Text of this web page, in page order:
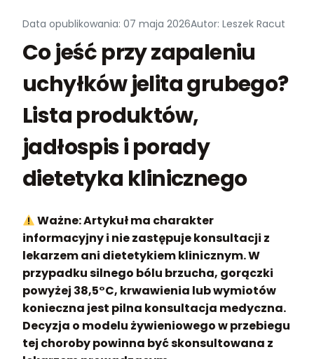
Data opublikowania: 07 maja 2026Autor: Leszek Racut
Co jeść przy zapaleniu
uchyłków jelita grubego?
Lista produktów,
jadłospis i porady
dietetyka klinicznego
Ważne:Artykuł ma charakter
informacyjny i nie zastępuje konsultacji z
lekarzem ani dietetykiem klinicznym. W
przypadku silnego bólu brzucha, gorączki
powyżej 38,5°C, krwawienia lub wymiotów
konieczna jest pilna konsultacja medyczna.
Decyzja o modelu żywieniowego w przebiegu
tej choroby powinna być skonsultowana z